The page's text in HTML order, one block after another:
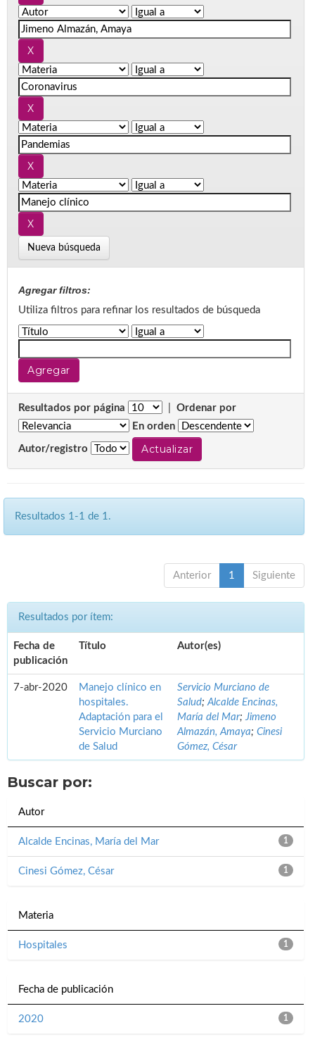
Nueva búsqueda
Agregar filtros:
Utiliza filtros para refinar los resultados de búsqueda
Resultados por página
Ordenar por
En orden
Autor/registro
Resultados 1-1 de 1.
Anterior 1 Siguiente
Resultados por ítem:
Fecha de
publicación
Título Autor(es)
7-abr-2020
Manejo clínico en
hospitales.
Adaptación para el
Servicio Murciano
de Salud
Servicio Murciano de
Salud;Alcalde Encinas,
María del Mar;Jimeno
Almazán, Amaya; Cinesi
Gómez, César
Buscar por:
Autor
1
Alcalde Encinas, María del Mar
1
Cinesi Gómez, César
Materia
1
Hospitales
Fecha de publicación
1
2020